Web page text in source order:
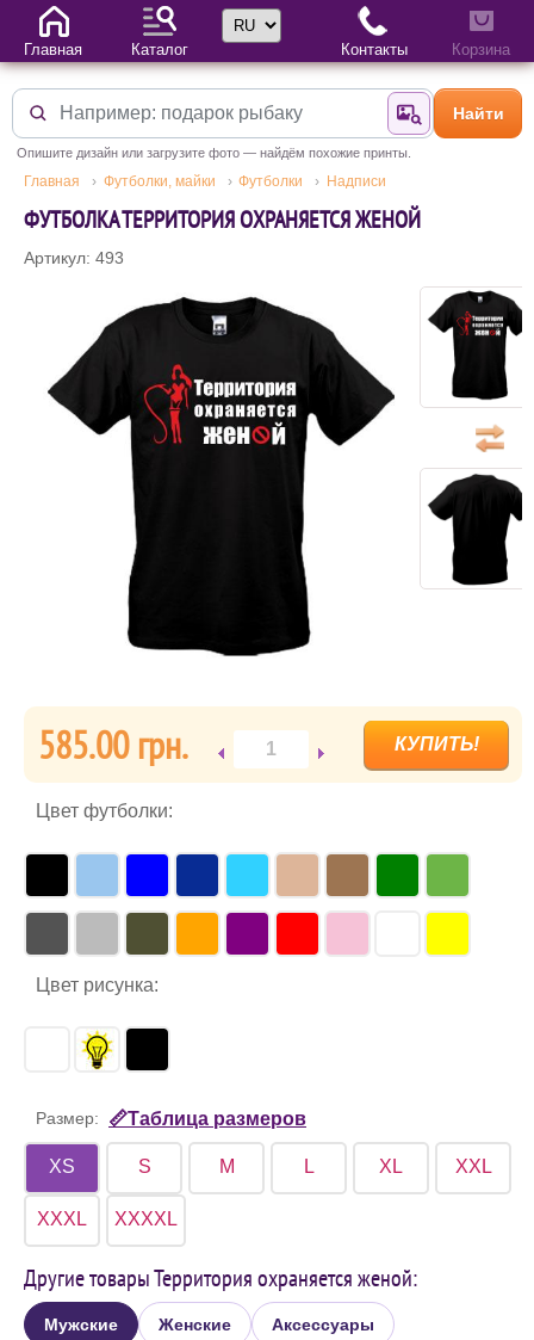
Найти поНайти
Опишите дизайн или загрузите фото — найдём похожие принты.
Главная Футболки, майки Футболки Надписи
ФУТБОЛКА ТЕРРИТОРИЯ ОХРАНЯЕТСЯ ЖЕНОЙ
Артикул: 493
585.00 грн.
Цвет футболки:
Цвет рисунка:
Размер: 📏Таблица размеров
XS S M L XL XXL
XXXL XXXXL
Другие товары Территория охраняется женой:
Мужские Женские Аксессуары
Главная Каталог
Выбор языка
Контакты Корзина